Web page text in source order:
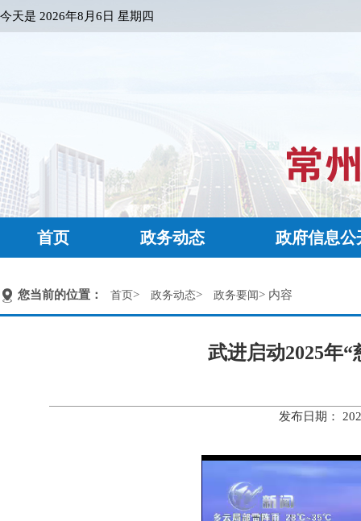
今天是 2026年8月6日 星期四
首页 政务动态 政府信息公
您当前的位置： 首页> 政务动态> 政务要闻> 内容
武进启动2025年
发布日期：